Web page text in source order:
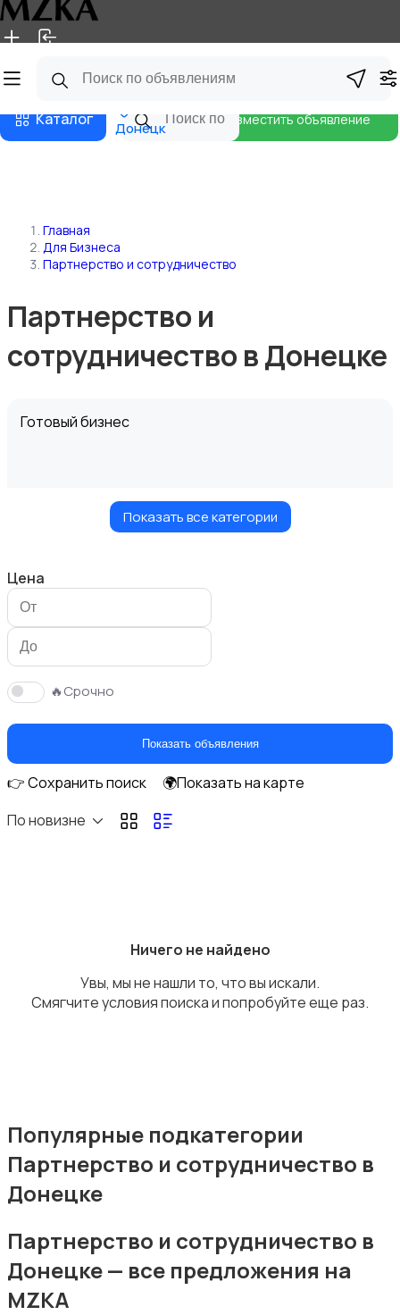
Главная Магазины
Каталог Донецк
Разместить объявление
Главная
Для Бизнеса
Партнерство и сотрудничество
Партнерство и
сотрудничество в Донецке
Готовый бизнес
Оборудование
Показать все категории
Цена
🔥Срочно
Показать объявления
👉 Сохранить поиск
🌍Показать на карте
По новизне
Ничего не найдено
Увы, мы не нашли то, что вы искали.
Смягчите условия поиска и попробуйте еще раз.
Популярные подкатегории
Партнерство и сотрудничество в
Донецке
Партнерство и сотрудничество в
Донецке — все предложения на
MZKA